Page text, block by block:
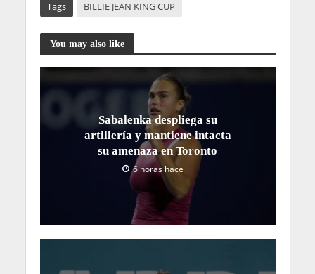
Tags BILLIE JEAN KING CUP
You may also like
Sabalenka despliega su
artillería y mantiene intacta
su amenaza en Toronto
6 horas hace